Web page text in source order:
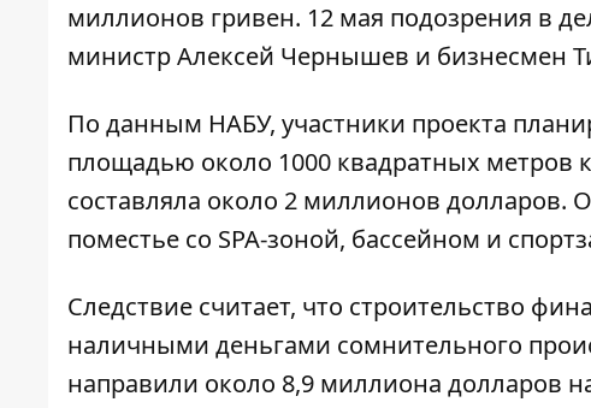
миллионов гривен. 12 мая подозрения в
министр Алексей Чернышев и бизнесмен
По данным НАБУ, участники проекта
площадью около 1000 квадратных метров
составляла около 2 миллионов долларов.
поместье со SPA-зоной, бассейном и
Следствие считает, что строительство
наличными деньгами сомнительного
направили около 8,9 миллиона долларов